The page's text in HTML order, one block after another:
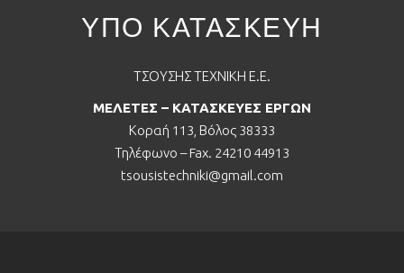
ΥΠΟ ΚΑΤΑΣΚΕΥΗ
ΤΣΟΥΣΗΣ ΤΕΧΝΙΚΗ Ε.Ε.
ΜΕΛΕΤΕΣ – ΚΑΤΑΣΚΕΥΕΣ ΕΡΓΩΝ
Κοραή 113, Βόλος 38333
Τηλέφωνο – Fax. 24210 44913
tsousistechniki@gmail.com